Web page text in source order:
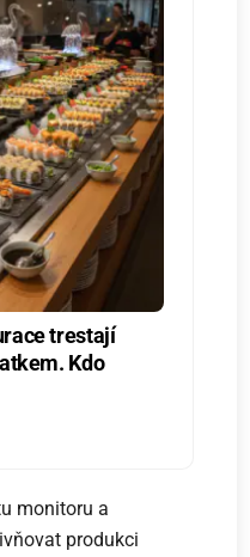
trestají
Kdo
monitoru a
produkci